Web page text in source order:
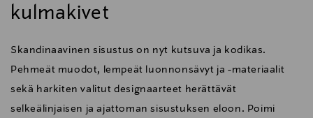
kulmakivet
Skandinaavinen sisustus on nyt kutsuva ja kodikas.
Pehmeät muodot, lempeät luonnonsävyt ja -materiaalit
sekä harkiten valitut designaarteet herättävät
selkeälinjaisen ja ajattoman sisustuksen eloon. Poimi